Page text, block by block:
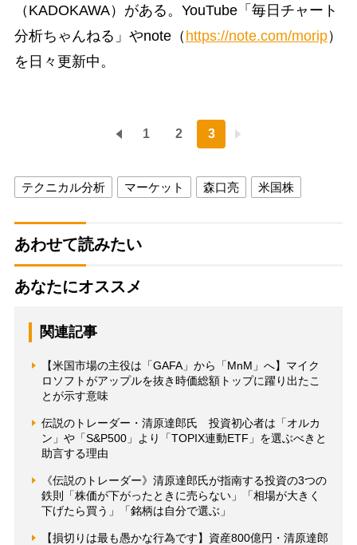
（KADOKAWA）がある。YouTube「毎日チャート
分析ちゃんねる」やnote（ https://note.com/morip）
を日々更新中。
1 2 3
テクニカル分析 マーケット 森口亮 米国株
あわせて読みたい
あなたにオススメ
関連記事
【米国市場の主役は「GAFA」から「MnM」へ】マイク
ロソフトがアップルを抜き時価総額トップに躍り出たこ
とが示す意味
伝説のトレーダー・清原達郎氏 投資初心者は「オルカ
ン」や「S&P500」より「TOPIX連動ETF」を選ぶべきと
助言する理由
《伝説のトレーダー》清原達郎氏が指南する投資の3つの
鉄則「株価が下がったときに売らない」「相場が大きく
下げたら買う」「銘柄は自分で選ぶ」
【損切りは最も愚かな行為です】資産800億円・清原達郎